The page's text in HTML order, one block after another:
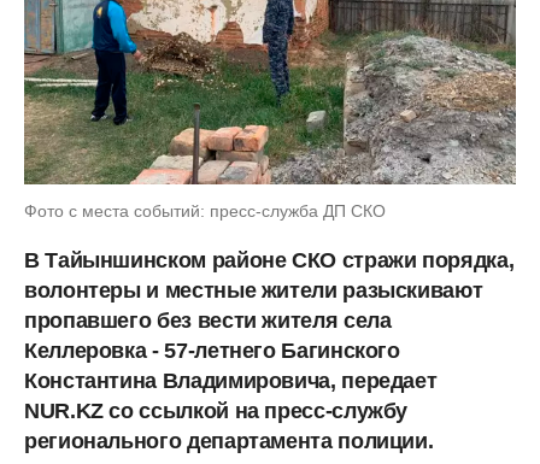
Фото с места событий: пресс-служба ДП СКО
В Тайыншинском районе СКО стражи порядка,
волонтеры и местные жители разыскивают
пропавшего без вести жителя села
Келлеровка - 57-летнего Багинского
Константина Владимировича, передает
NUR.KZ со ссылкой на пресс-службу
регионального департамента полиции.